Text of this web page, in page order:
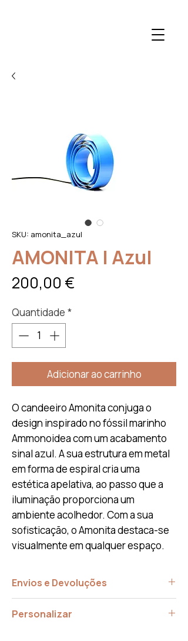
SKU: amonita_azul
AMONITA | Azul
200,00 €
Quantidade *
Adicionar ao carrinho
O candeeiro Amonita conjuga o
design inspirado no fóssil marinho
Ammonoidea com um acabamento
sinal azul. A sua estrutura em metal
em forma de espiral cria uma
estética apelativa, ao passo que a
iluminação proporciona um
ambiente acolhedor. Com a sua
sofisticação, o Amonita destaca-se
visualmente em qualquer espaço.
Envios e Devoluções
14 dias.
Personalizar